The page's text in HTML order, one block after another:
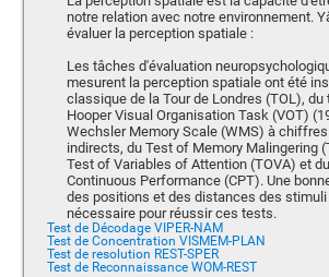
notre relation avec notre environnement.
évaluer la perception spatiale :
Les tâches d'évaluation
mesurent la perception spatiale ont été
classique de la Tour de Londres (TOL), du
Hooper Visual Organisation Task (VOT)
Wechsler Memory Scale (WMS) à
indirects, du Test of Memory Malingering
Test of Variables of Attention (TOVA) et
Continuous Performance (CPT). Une
des positions et des distances des stimuli
nécessaire pour réussir ces tests.
Test de Décodage VIPER-NAM
Test de Concentration VISMEM-PLAN
Test de resolution REST-SPER
Test de Reconnaissance WOM-REST